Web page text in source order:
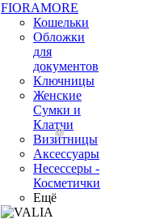
FIORAMORE
Кошельки
Обложки
для
документов
Ключницы
Женские
Сумки и
Клатчи
Визитницы
Аксессуары
Несессеры -
Косметички
Ещё